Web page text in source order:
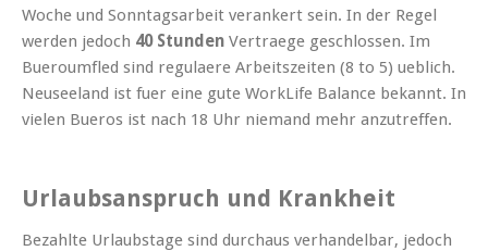
Woche und Sonntagsarbeit verankert sein. In der Regel
werden jedoch 40 Stunden Vertraege geschlossen. Im
Bueroumfled sind regulaere Arbeitszeiten (8 to 5) ueblich.
Neuseeland ist fuer eine gute WorkLife Balance bekannt. In
vielen Bueros ist nach 18 Uhr niemand mehr anzutreffen.
Urlaubsanspruch und Krankheit
Bezahlte Urlaubstage sind durchaus verhandelbar, jedoch